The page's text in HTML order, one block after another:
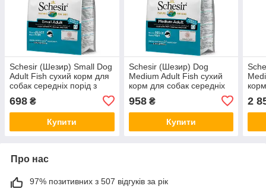
Schesir (Шезир) Small Dog
Adult Fish сухий корм для
собак середніх порід з
698 ₴
Купити
Schesir (Шезир) Dog
Medium Adult Fish сухий
корм для собак середніх
958₴
Купити
2
Про нас
97% позитивних з 507 відгуків за рік